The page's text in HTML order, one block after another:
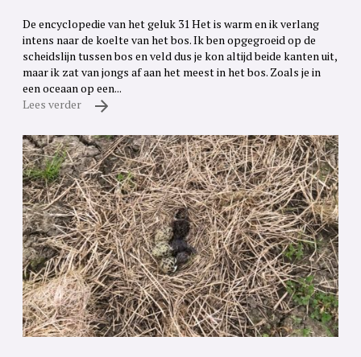
De encyclopedie van het geluk 31 Het is warm en ik verlang
intens naar de koelte van het bos. Ik ben opgegroeid op de
scheidslijn tussen bos en veld dus je kon altijd beide kanten uit,
maar ik zat van jongs af aan het meest in het bos. Zoals je in
een oceaan op een...
Lees verder